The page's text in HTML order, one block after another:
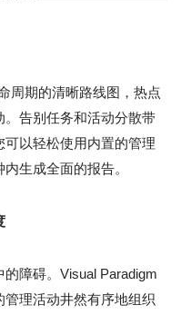
周期的清晰路线图，热点
告别任务和活动分散带
以轻松使用内置的管理
生成全面的报告。
障碍。Visual Paradigm
理活动井然有序地组织